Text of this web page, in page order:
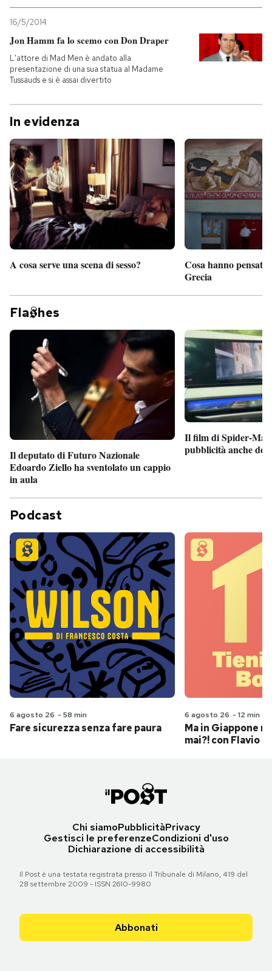
16/5/2014
Jon Hamm fa lo scemo con Don Draper
L'attore di Mad Men è andato alla
presentazione di una sua statua al Madame
Tussauds e si è assai divertito
In evidenza
A cosa serve una scena di sesso?
Cosa hanno pensato
Grecia
Fla hes
Il deputato di Futuro Nazionale
Edoardo Ziello ha sventolato un cappio
in aula
Il film di Spider-Man
pubblicità anche
Podcast
6 agosto 26 - 58 min
Fare sicurezza senza fare paura
6 agosto 26 - 12 min
Ma in Giappone
mai?! con Flavio
Chi siamoPubblicitàPrivacy
Gestisci le preferenzeCondizioni d'uso
Dichiarazione di accessibilità
Il Post è una testata registrata presso il Tribunale di Milano, 419 del
28 settembre 2009 - ISSN 2610-9980
Abbonati